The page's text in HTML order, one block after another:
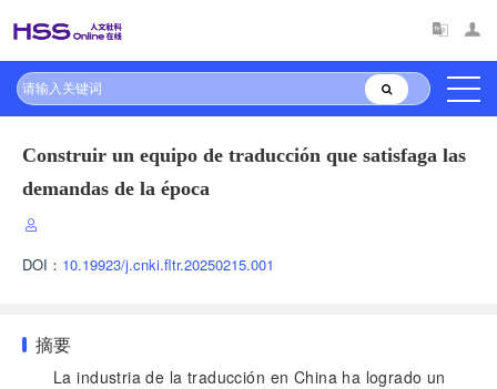
Construir un equipo de traducción que satisfaga las
demandas de la época
DOI： 10.19923/j.cnki.fltr.20250215.001
摘要
La industria de la traducción en China ha logrado un